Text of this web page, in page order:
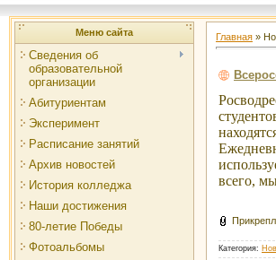
Меню сайта
Сведения об
образовательной
организации
Абитуриентам
Эксперимент
Расписание занятий
Архив новостей
История колледжа
Наши достижения
80-летие Победы
Фотоальбомы
Главная »
всего,
Категория: